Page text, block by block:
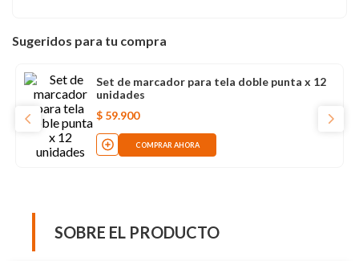
Sugeridos para tu compra
Set de marcador para tela doble punta x 12
unidades
$ 59.900
COMPRAR AHORA
SOBRE EL PRODUCTO